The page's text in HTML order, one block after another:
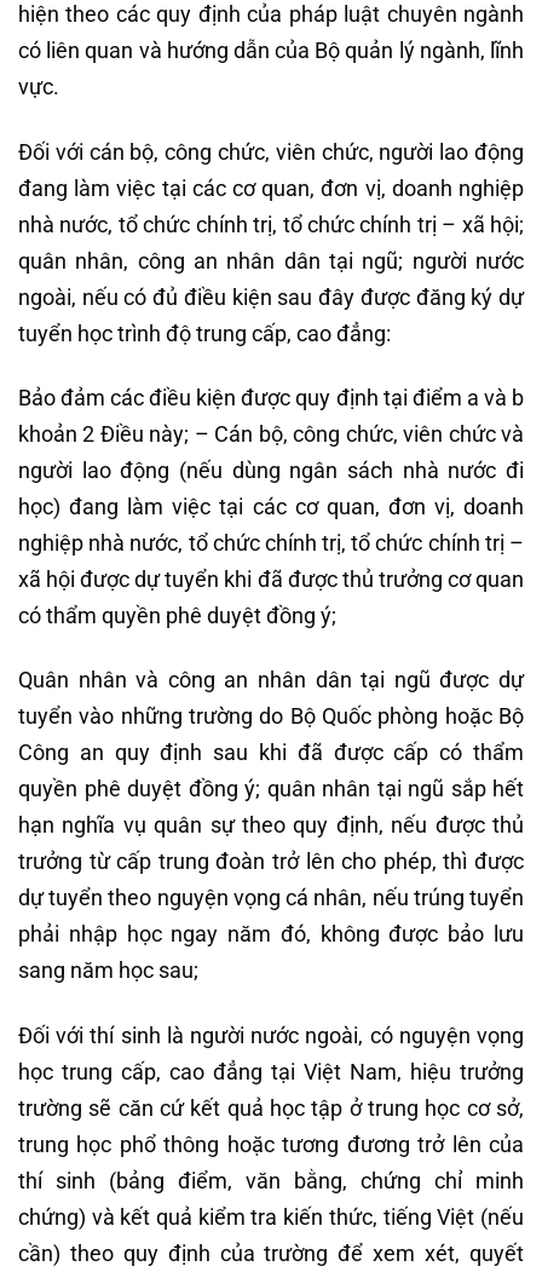
hiện theo các quy định của pháp luật chuyên ngành
có liên quan và hướng dẫn của Bộ quản lý ngành, lĩnh
vực.
Đối với cán bộ, công chức, viên chức, người lao động
đang làm việc tại các cơ quan, đơn vị, doanh nghiệp
nhà nước, tổ chức chính trị, tổ chức chính trị – xã hội;
quân nhân, công an nhân dân tại ngũ; người nước
ngoài, nếu có đủ điều kiện sau đây được đăng ký dự
tuyển học trình độ trung cấp, cao đẳng:
Bảo đảm các điều kiện được quy định tại điểm a và b
khoản 2 Điều này; – Cán bộ, công chức, viên chức và
người lao động (nếu dùng ngân sách nhà nước đi
học) đang làm việc tại các cơ quan, đơn vị, doanh
nghiệp nhà nước, tổ chức chính trị, tổ chức chính trị –
xã hội được dự tuyển khi đã được thủ trưởng cơ quan
có thẩm quyền phê duyệt đồng ý;
Quân nhân và công an nhân dân tại ngũ được dự
tuyển vào những trường do Bộ Quốc phòng hoặc Bộ
Công an quy định sau khi đã được cấp có thẩm
quyền phê duyệt đồng ý; quân nhân tại ngũ sắp hết
hạn nghĩa vụ quân sự theo quy định, nếu được thủ
trưởng từ cấp trung đoàn trở lên cho phép, thì được
dự tuyển theo nguyện vọng cá nhân, nếu trúng tuyển
phải nhập học ngay năm đó, không được bảo lưu
sang năm học sau;
Đối với thí sinh là người nước ngoài, có nguyện vọng
học trung cấp, cao đẳng tại Việt Nam, hiệu trưởng
trường sẽ căn cứ kết quả học tập ở trung học cơ sở,
trung học phổ thông hoặc tương đương trở lên của
thí sinh (bảng điểm, văn bằng, chứng chỉ minh
chứng) và kết quả kiểm tra kiến thức, tiếng Việt (nếu
cần) theo quy định của trường để xem xét, quyết